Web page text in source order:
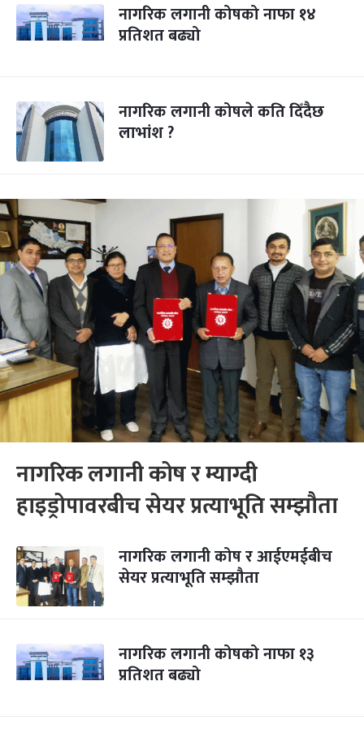
नागरिक लगानी कोषको नाफा १४
प्रतिशत बढ्यो
नागरिक लगानी कोषले कति दिँदैछ
लाभांश ?
नागरिक लगानी कोष र म्याग्दी
हाइड्रोपावरबीच सेयर प्रत्याभूति सम्झौता
नागरिक लगानी कोष र आईएमईबीच
सेयर प्रत्याभूति सम्झौता
नागरिक लगानी कोषको नाफा १३
प्रतिशत बढ्यो